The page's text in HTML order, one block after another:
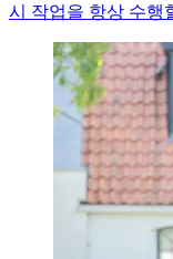
시 작업을 항상 수행